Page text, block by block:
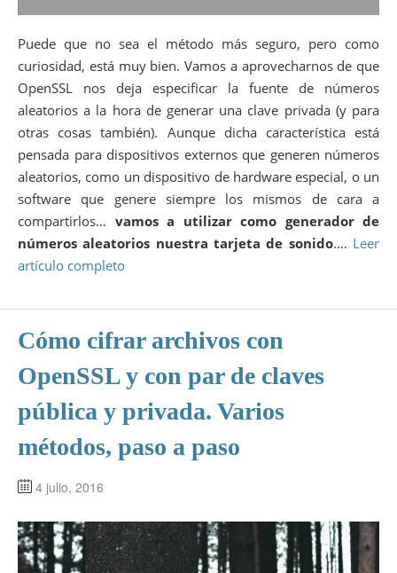
Puede que no sea el método más seguro, pero como
curiosidad, está muy bien. Vamos a aprovecharnos de que
OpenSSL nos deja especificar la fuente de números
aleatorios a la hora de generar una clave privada (y para
otras cosas también). Aunque dicha característica está
pensada para dispositivos externos que generen números
aleatorios, como un dispositivo de hardware especial, o un
software que genere siempre los mismos de cara a
compartirlos… vamos a utilizar como generador de
números aleatorios nuestra tarjeta de sonido.… Leer
artículo completo
Cómo cifrar archivos con
OpenSSL y con par de claves
pública y privada. Varios
métodos, paso a paso
4 julio, 2016